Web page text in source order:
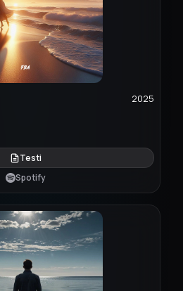
2025
Testi
Spotify